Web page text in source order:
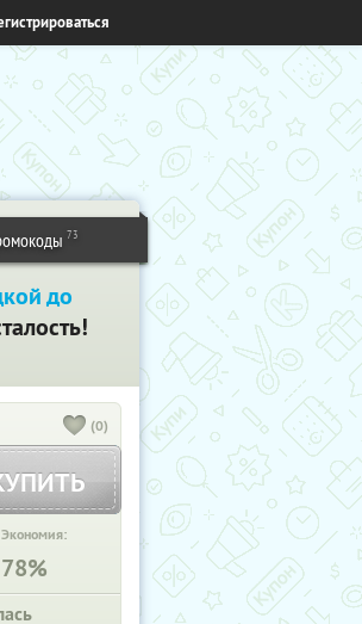
73
до
(0)
Экономия:
78%